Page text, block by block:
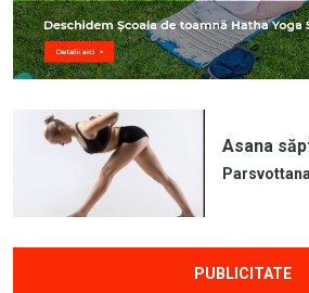
Asana
PUBLICITATE